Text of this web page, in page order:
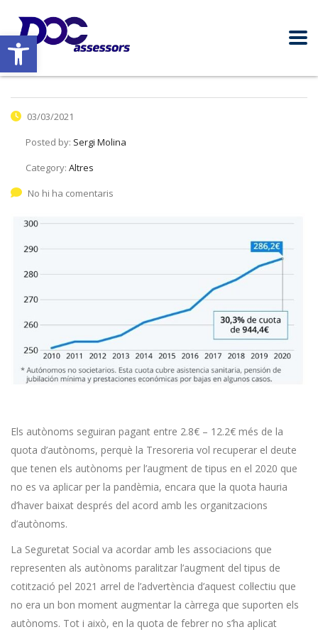
Obre la barra d'eines
03/03/2021
Posted by: Sergi Molina
Category: Altres
No hi ha comentaris
Els autònoms seguiran pagant entre 2.8€ – 12.2€ més de la
quota d’autònoms, perquè la Tresoreria vol recuperar el deute
que tenen els autònoms per l’augment de tipus en el 2020 que
no es va aplicar per la pandèmia, encara que la quota hauria
d’haver baixat després del acord amb les organitzacions
d’autònoms.
La Seguretat Social va acordar amb les associacions que
representen als autònoms paralitzar l’augment del tipus de
cotització pel 2021 arrel de l’advertència d’aquest col·lectiu que
no era un bon moment augmentar la càrrega que suporten els
autònoms. Tot i això, en la quota de febrer no s’ha aplicat